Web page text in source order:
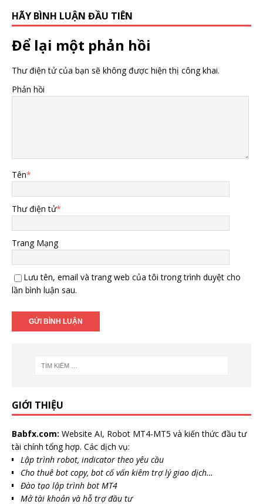
HÃY BÌNH LUẬN ĐẦU TIÊN
Để lại một phản hồi
Thư điện tử của bạn sẽ không được hiện thị công khai.
Phản hồi
Tên*
Thư điện tử*
Trang Mạng
Lưu tên, email và trang web của tôi trong trình duyệt cho
lần bình luận sau.
GIỚI THIỆU
Babfx.com: Website AI, Robot MT4-MT5 và kiến thức đầu tư
tài chính tổng hợp. Các dịch vụ:
Lập trình robot, indicator theo yêu cầu
Cho thuê bot copy, bot cố vấn kiêm trợ lý giao dịch…
Đào tạo lập trình bot MT4
Mở tài khoản và hỗ trợ đầu tư